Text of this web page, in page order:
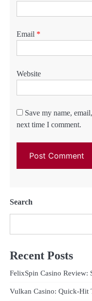
Email *
Website
Save my name,
next time I comment.
Search
Recent Posts
FelixSpin Casino Review:
Vulkan Casino: Quick‑Hit